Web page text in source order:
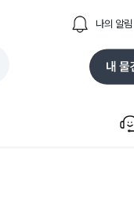
나의 알림